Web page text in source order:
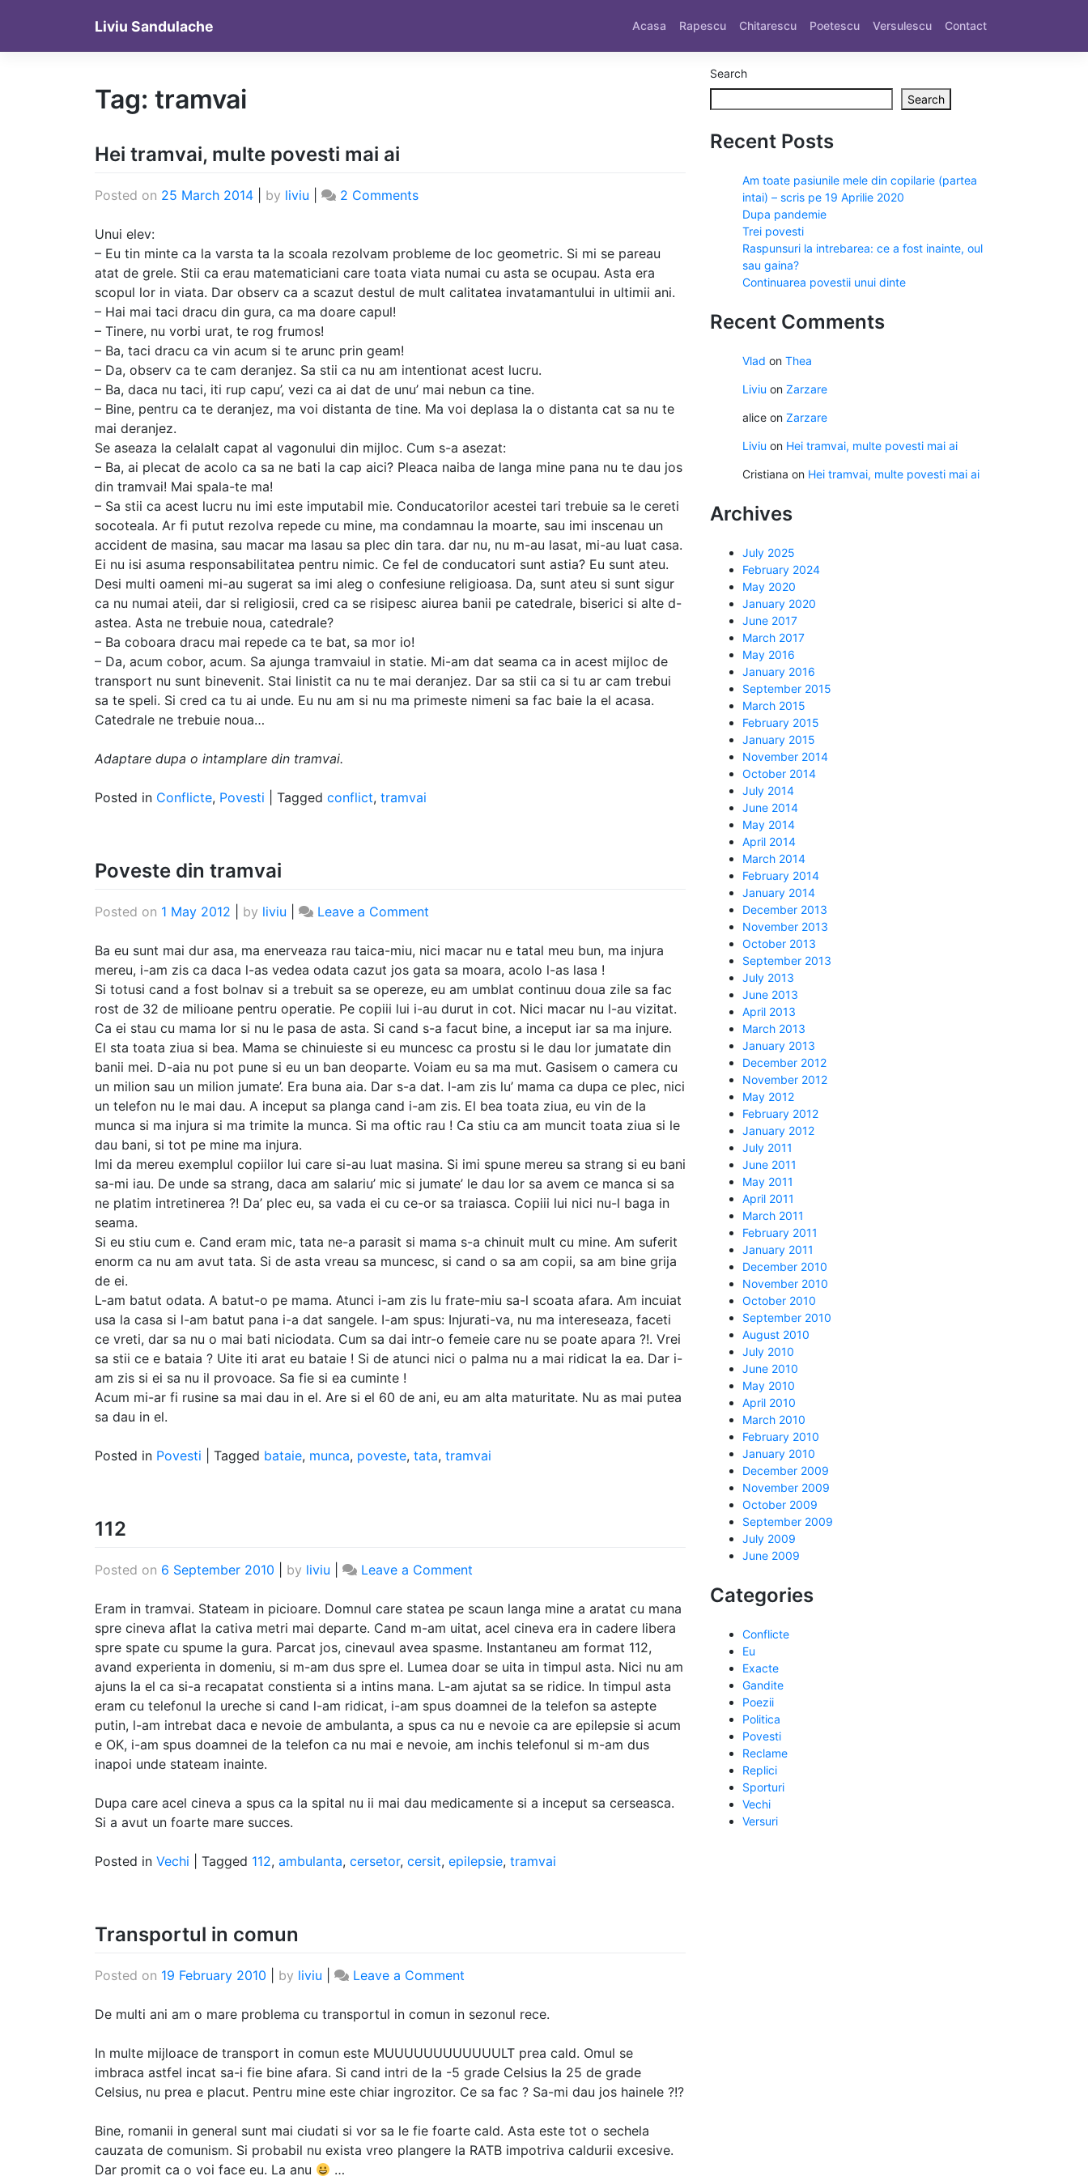
content
Liviu Sandulache Acasa Rapescu Chitarescu Poetescu Versulescu Contact
Tag: tramvai
Hei tramvai, multe povesti mai ai
Posted on 25 March 2014 by liviu 2 Commentson
multe
povesti
mai
Unui elev:
– Eu tin minte ca la varsta ta la scoala rezolvam probleme de loc geometric. Si mi se pareau
atat de grele. Stii ca erau matematiciani care toata viata numai cu asta se ocupau. Asta era
scopul lor in viata. Dar observ ca a scazut destul de mult calitatea invatamantului in ultimii ani.
– Hai mai taci dracu din gura, ca ma doare capul!
– Tinere, nu vorbi urat, te rog frumos!
– Ba, taci dracu ca vin acum si te arunc prin geam!
– Da, observ ca te cam deranjez. Sa stii ca nu am intentionat acest lucru.
– Ba, daca nu taci, iti rup capu’, vezi ca ai dat de unu’ mai nebun ca tine.
– Bine, pentru ca te deranjez, ma voi distanta de tine. Ma voi deplasa la o distanta cat sa nu te
mai deranjez.
Se aseaza la celalalt capat al vagonului din mijloc. Cum s-a asezat:
– Ba, ai plecat de acolo ca sa ne bati la cap aici? Pleaca naiba de langa mine pana nu te dau jos
din tramvai! Mai spala-te ma!
– Sa stii ca acest lucru nu imi este imputabil mie. Conducatorilor acestei tari trebuie sa le cereti
socoteala. Ar fi putut rezolva repede cu mine, ma condamnau la moarte, sau imi inscenau un
accident de masina, sau macar ma lasau sa plec din tara. dar nu, nu m-au lasat, mi-au luat casa.
Ei nu isi asuma responsabilitatea pentru nimic. Ce fel de conducatori sunt astia? Eu sunt ateu.
Desi multi oameni mi-au sugerat sa imi aleg o confesiune religioasa. Da, sunt ateu si sunt sigur
ca nu numai ateii, dar si religiosii, cred ca se risipesc aiurea banii pe catedrale, biserici si alte d-
astea. Asta ne trebuie noua, catedrale?
– Ba coboara dracu mai repede ca te bat, sa mor io!
– Da, acum cobor, acum. Sa ajunga tramvaiul in statie. Mi-am dat seama ca in acest mijloc de
transport nu sunt binevenit. Stai linistit ca nu te mai deranjez. Dar sa stii ca si tu ar cam trebui
sa te speli. Si cred ca tu ai unde. Eu nu am si nu ma primeste nimeni sa fac baie la el acasa.
Catedrale ne trebuie noua…
Adaptare dupa o intamplare din tramvai.
Posted in Conflicte, Povesti Tagged conflict, tramvai
Poveste din tramvai
Posted on 1 May 2012 by liviu Leave a Comment
din
tramvai
Ba eu sunt mai dur asa, ma enerveaza rau taica-miu, nici macar nu e tatal meu bun, ma injura
mereu, i-am zis ca daca l-as vedea odata cazut jos gata sa moara, acolo l-as lasa !
Si totusi cand a fost bolnav si a trebuit sa se opereze, eu am umblat continuu doua zile sa fac
rost de 32 de milioane pentru operatie. Pe copiii lui i-au durut in cot. Nici macar nu l-au vizitat.
Ca ei stau cu mama lor si nu le pasa de asta. Si cand s-a facut bine, a inceput iar sa ma injure.
El sta toata ziua si bea. Mama se chinuieste si eu muncesc ca prostu si le dau lor jumatate din
banii mei. D-aia nu pot pune si eu un ban deoparte. Voiam eu sa ma mut. Gasisem o camera cu
un milion sau un milion jumate’. Era buna aia. Dar s-a dat. I-am zis lu’ mama ca dupa ce plec, nici
un telefon nu le mai dau. A inceput sa planga cand i-am zis. El bea toata ziua, eu vin de la
munca si ma injura si ma trimite la munca. Si ma oftic rau ! Ca stiu ca am muncit toata ziua si le
dau bani, si tot pe mine ma injura.
Imi da mereu exemplul copiilor lui care si-au luat masina. Si imi spune mereu sa strang si eu bani
sa-mi iau. De unde sa strang, daca am salariu’ mic si jumate’ le dau lor sa avem ce manca si sa
ne platim intretinerea ?! Da’ plec eu, sa vada ei cu ce-or sa traiasca. Copiii lui nici nu-l baga in
seama.
Si eu stiu cum e. Cand eram mic, tata ne-a parasit si mama s-a chinuit mult cu mine. Am suferit
enorm ca nu am avut tata. Si de asta vreau sa muncesc, si cand o sa am copii, sa am bine grija
de ei.
L-am batut odata. A batut-o pe mama. Atunci i-am zis lu frate-miu sa-l scoata afara. Am incuiat
usa la casa si l-am batut pana i-a dat sangele. I-am spus: Injurati-va, nu ma intereseaza, faceti
ce vreti, dar sa nu o mai bati niciodata. Cum sa dai intr-o femeie care nu se poate apara ?!. Vrei
sa stii ce e bataia ? Uite iti arat eu bataie ! Si de atunci nici o palma nu a mai ridicat la ea. Dar i-
am zis si ei sa nu il provoace. Sa fie si ea cuminte !
Acum mi-ar fi rusine sa mai dau in el. Are si el 60 de ani, eu am alta maturitate. Nu as mai putea
sa dau in el.
Posted in Povesti Tagged bataie, munca, poveste, tata, tramvai
112
Posted on 6 September 2010 by liviu Leave a Comment
Eram in tramvai. Stateam in picioare. Domnul care statea pe scaun langa mine a aratat cu mana
spre cineva aflat la cativa metri mai departe. Cand m-am uitat, acel cineva era in cadere libera
spre spate cu spume la gura. Parcat jos, cinevaul avea spasme. Instantaneu am format 112,
avand experienta in domeniu, si m-am dus spre el. Lumea doar se uita in timpul asta. Nici nu am
ajuns la el ca si-a recapatat constienta si a intins mana. L-am ajutat sa se ridice. In timpul asta
eram cu telefonul la ureche si cand l-am ridicat, i-am spus doamnei de la telefon sa astepte
putin, l-am intrebat daca e nevoie de ambulanta, a spus ca nu e nevoie ca are epilepsie si acum
e OK, i-am spus doamnei de la telefon ca nu mai e nevoie, am inchis telefonul si m-am dus
inapoi unde stateam inainte.
Dupa care acel cineva a spus ca la spital nu ii mai dau medicamente si a inceput sa cerseasca.
Si a avut un foarte mare succes.
Posted in Vechi Tagged 112, ambulanta, cersetor, cersit, epilepsie, tramvai
Transportul in comun
Posted on 19 February 2010 by liviu Leave a Comment
in
De multi ani am o mare problema cu transportul in comun in sezonul rece.
In multe mijloace de transport in comun este MUUUUUUUUUUUULT prea cald. Omul se
imbraca astfel incat sa-i fie bine afara. Si cand intri de la -5 grade Celsius la 25 de grade
Celsius, nu prea e placut. Pentru mine este chiar ingrozitor. Ce sa fac ? Sa-mi dau jos hainele ?!?
Bine, romanii in general sunt mai ciudati si vor sa le fie foarte cald. Asta este tot o sechela
cauzata de comunism. Si probabil nu exista vreo plangere la RATB impotriva caldurii excesive.
Dar promit ca o voi face eu. La anu
…
Search
Search
Recent Posts
Am toate pasiunile mele din copilarie (partea
intai) – scris pe 19 Aprilie 2020
Dupa pandemie
Trei povesti
Raspunsuri la intrebarea: ce a fost inainte, oul
sau gaina?
Continuarea povestii unui dinte
Recent Comments
Vlad on Thea
Liviu on Zarzare
alice on Zarzare
Liviu on Hei tramvai, multe povesti mai ai
Cristiana on Hei tramvai, multe povesti mai ai
Archives
July 2025
February 2024
May 2020
January 2020
June 2017
March 2017
May 2016
January 2016
September 2015
March 2015
February 2015
January 2015
November 2014
October 2014
July 2014
June 2014
May 2014
April 2014
March 2014
February 2014
January 2014
December 2013
November 2013
October 2013
September 2013
July 2013
June 2013
April 2013
March 2013
January 2013
December 2012
November 2012
May 2012
February 2012
January 2012
July 2011
June 2011
May 2011
April 2011
March 2011
February 2011
January 2011
December 2010
November 2010
October 2010
September 2010
August 2010
July 2010
June 2010
May 2010
April 2010
March 2010
February 2010
January 2010
December 2009
November 2009
October 2009
September 2009
July 2009
June 2009
Categories
Conflicte
Eu
Exacte
Gandite
Poezii
Politica
Povesti
Reclame
Replici
Sporturi
Vechi
Versuri